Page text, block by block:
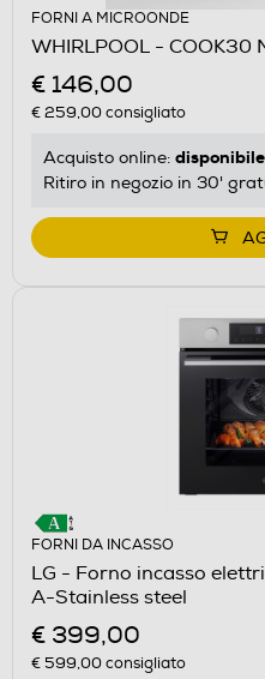
FORNI A MICROONDE
WHIRLPOOL -
€ 146,00
€ 259,00consigliato
Acquisto online: disponibile
Ritiro in negozio in 30'
FORNI DA INCASSO
LG - Forno incasso
A-Stainless steel
€ 399,00
€ 599,00consigliato